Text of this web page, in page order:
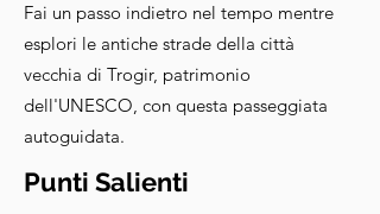
Fai un passo indietro nel tempo mentre
esplori le antiche strade della città
vecchia di Trogir, patrimonio
dell'UNESCO, con questa passeggiata
autoguidata.
Punti Salienti